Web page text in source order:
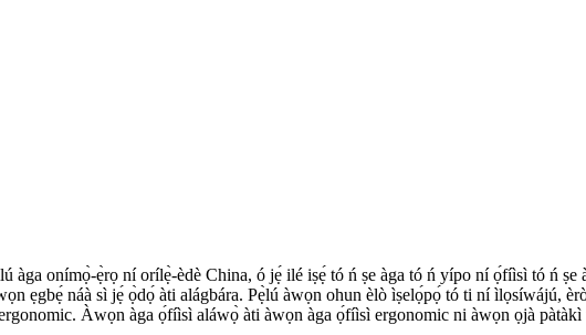
àga onímọ̀-ẹ̀rọ ní orílẹ̀-èdè China, ó jẹ́ ilé iṣẹ́ tó ń ṣe àga tó ń yípo ní ọ́fíìsì tó ń
ẹgbẹ́ náà sì jẹ́ ọ̀dọ́ àti alágbára. Pẹ̀lú àwọn ohun èlò ìṣelọ́pọ́ tó ti ní ìlọsíwájú,
Àwọn àga ọ́fíìsì aláwọ̀ àti àwọn àga ọ́fíìsì ergonomic ni àwọn ọjà pàtàkì